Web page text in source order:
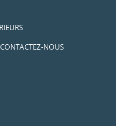
CONTACTEZ-NOUS